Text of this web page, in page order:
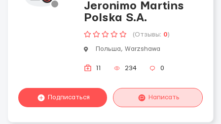
Jeronimo Martins
Polska S.A.
(Отзывы: 0)
Польша, Warzshawa
11 234 0
Подписаться Написать